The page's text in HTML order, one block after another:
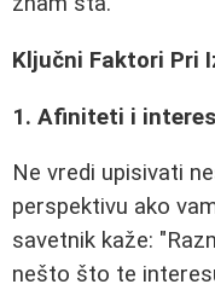
Ključni Faktori Pri
1. Afiniteti i
Ne vredi upisivati
perspektivu ako
savetnik kaže:
nešto što te